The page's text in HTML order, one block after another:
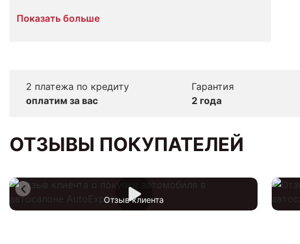
Показать больше
2 платежа по кредиту
оплатим за вас
Гарантия
2 года
ОТЗЫВЫ ПОКУПАТЕЛЕЙ
Отзыв клиента